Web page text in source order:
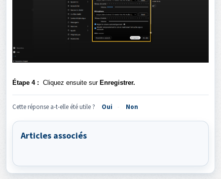
Étape 4 : Cliquez ensuite sur Enregistrer.
Cette réponse a-t-elle été utile ? Oui Non
Articles associés